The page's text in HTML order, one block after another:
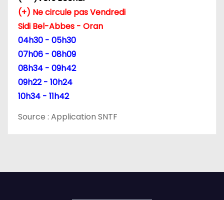
s
p
u
b
t
(+) Ne circule pas Vendredi
Sidi Bel-Abbes - Oran
04h30 - 05h30
07h06 - 08h09
08h34 - 09h42
09h22 - 10h24
10h34 - 11h42
Source : Application SNTF